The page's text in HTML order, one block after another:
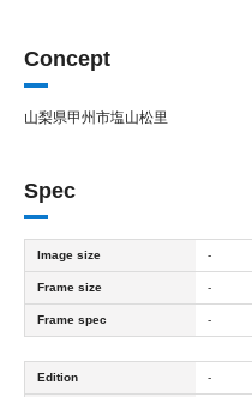
Concept
山梨県甲州市塩山松里
Spec
Image size -
Frame size -
Frame spec -
Edition -